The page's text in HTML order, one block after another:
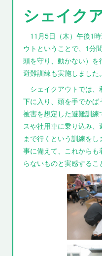
シェイク
11月5日（木）午後1
ウトということで、1分
頭を守り、動かない）
避難訓練も実施しました。
シェイクアウトでは、
下に入り、頭を手でか
被害を想定した避難訓
スや社用車に乗り込み
まで行くという訓練を
事に備えて、これから
らないものと実感するこ